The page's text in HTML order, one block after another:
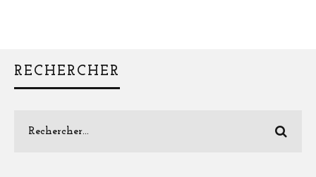
RECHERCHER